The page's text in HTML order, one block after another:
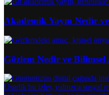
Akademik Yayın Nedir
Gözlem Nedir ve